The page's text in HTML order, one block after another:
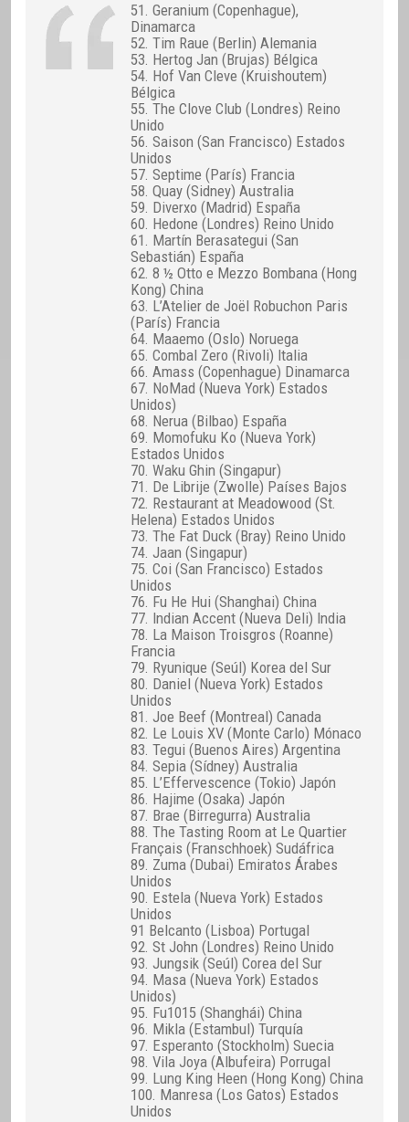
51. Geranium (Copenhague),
Dinamarca
52. Tim Raue (Berlin) Alemania
53. Hertog Jan (Brujas) Bélgica
54. Hof Van Cleve (Kruishoutem)
Bélgica
55. The Clove Club (Londres) Reino
Unido
56. Saison (San Francisco) Estados
Unidos
57. Septime (París) Francia
58. Quay (Sidney) Australia
59. Diverxo (Madrid) España
60. Hedone (Londres) Reino Unido
61. Martín Berasategui (San
Sebastián) España
62. 8 ½ Otto e Mezzo Bombana (Hong
Kong) China
63. L’Atelier de Joël Robuchon Paris
(París) Francia
64. Maaemo (Oslo) Noruega
65. Combal Zero (Rivoli) Italia
66. Amass (Copenhague) Dinamarca
67. NoMad (Nueva York) Estados
Unidos)
68. Nerua (Bilbao) España
69. Momofuku Ko (Nueva York)
Estados Unidos
70. Waku Ghin (Singapur)
71. De Librije (Zwolle) Países Bajos
72. Restaurant at Meadowood (St.
Helena) Estados Unidos
73. The Fat Duck (Bray) Reino Unido
74. Jaan (Singapur)
75. Coi (San Francisco) Estados
Unidos
76. Fu He Hui (Shanghai) China
77. Indian Accent (Nueva Deli) India
78. La Maison Troisgros (Roanne)
Francia
79. Ryunique (Seúl) Korea del Sur
80. Daniel (Nueva York) Estados
Unidos
81. Joe Beef (Montreal) Canada
82. Le Louis XV (Monte Carlo) Mónaco
83. Tegui (Buenos Aires) Argentina
84. Sepia (Sídney) Australia
85. L’Effervescence (Tokio) Japón
86. Hajime (Osaka) Japón
87. Brae (Birregurra) Australia
88. The Tasting Room at Le Quartier
Français (Franschhoek) Sudáfrica
89. Zuma (Dubai) Emiratos Árabes
Unidos
90. Estela (Nueva York) Estados
Unidos
91 Belcanto (Lisboa) Portugal
92. St John (Londres) Reino Unido
93. Jungsik (Seúl) Corea del Sur
94. Masa (Nueva York) Estados
Unidos)
95. Fu1015 (Shanghái) China
96. Mikla (Estambul) Turquía
97. Esperanto (Stockholm) Suecia
98. Vila Joya (Albufeira) Porrugal
99. Lung King Heen (Hong Kong) China
100. Manresa (Los Gatos) Estados
Unidos